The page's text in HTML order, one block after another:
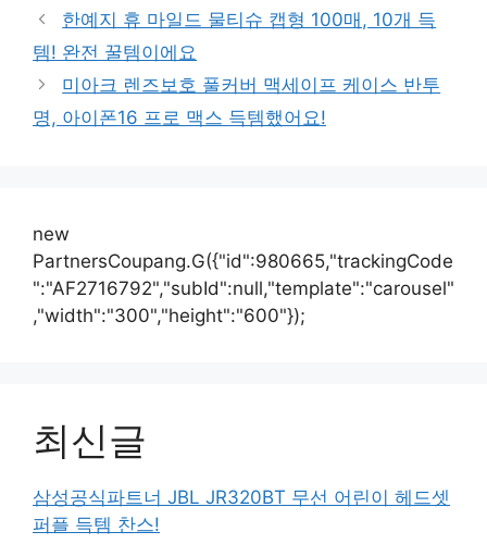
한예지 휴 마일드 물티슈 캡형 100매, 10개 득
템! 완전 꿀템이에요
미아크 렌즈보호 풀커버 맥세이프 케이스 반투
명, 아이폰16 프로 맥스 득템했어요!
new
PartnersCoupang.G({"id":980665,"trackingCode
":"AF2716792","subId":null,"template":"carousel"
,"width":"300","height":"600"});
최신글
삼성공식파트너 JBL JR320BT 무선 어린이 헤드셋
퍼플 득템 찬스!